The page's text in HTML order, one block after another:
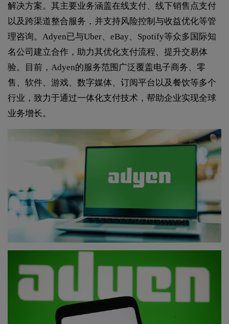
解决方案。其主要业务涵盖在线支付、线下销售点支付
以及跨渠道整合服务，并支持风险控制与收益优化等管
理咨询。Adyen已与Uber、eBay、Spotify等众多国际知
名公司建立合作，助力其优化支付流程、提升交易体
验。目前，Adyen的服务范围广泛覆盖电子商务、零
售、软件、游戏、数字媒体、订阅平台以及餐饮等多个
行业，致力于通过一体化支付技术，帮助企业实现全球
业务增长。